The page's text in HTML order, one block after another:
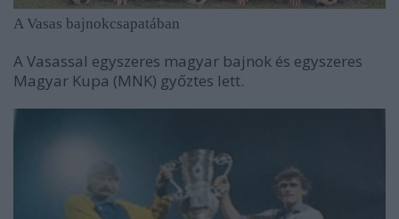
A Vasas bajnokcsapatában
A Vasassal egyszeres magyar bajnok és egyszeres
Magyar Kupa (MNK) győztes lett.